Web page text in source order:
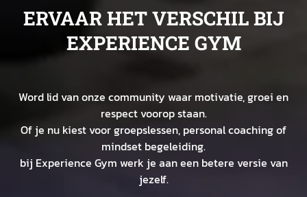
ERVAAR HET VERSCHIL BIJ
EXPERIENCE GYM
Word lid van onze community waar motivatie, groei en
respect voorop staan.
Of je nu kiest voor groepslessen, personal coaching of
mindset begeleiding.
bij Experience Gym werk je aan een betere versie van
jezelf.